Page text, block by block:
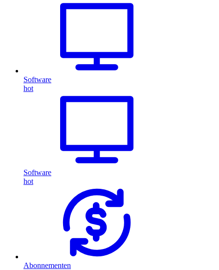
Software
hot
Software
hot
Abonnementen